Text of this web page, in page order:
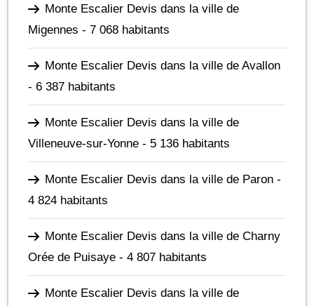
Monte Escalier Devis dans la ville de
Migennes - 7 068 habitants
Monte Escalier Devis dans la ville de Avallon
- 6 387 habitants
Monte Escalier Devis dans la ville de
Villeneuve-sur-Yonne - 5 136 habitants
Monte Escalier Devis dans la ville de Paron -
4 824 habitants
Monte Escalier Devis dans la ville de Charny
Orée de Puisaye - 4 807 habitants
Monte Escalier Devis dans la ville de